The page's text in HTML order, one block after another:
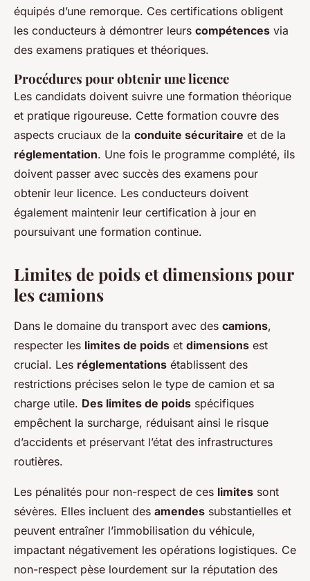
équipés d’une remorque. Ces certifications obligent
les conducteurs à démontrer leurs compétences via
des examens pratiques et théoriques.
Procédures pour obtenir une licence
Les candidats doivent suivre une formation théorique
et pratique rigoureuse. Cette formation couvre des
aspects cruciaux de la conduite sécuritaire et de la
réglementation. Une fois le programme complété, ils
doivent passer avec succès des examens pour
obtenir leur licence. Les conducteurs doivent
également maintenir leur certification à jour en
poursuivant une formation continue.
Limites de poids et dimensions pour
les camions
Dans le domaine du transport avec des camions,
respecter les limites de poids et dimensions est
crucial. Les réglementations établissent des
restrictions précises selon le type de camion et sa
charge utile. Des limites de poids spécifiques
empêchent la surcharge, réduisant ainsi le risque
d’accidents et préservant l’état des infrastructures
routières.
Les pénalités pour non-respect de ces limites sont
sévères. Elles incluent des amendes substantielles et
peuvent entraîner l’immobilisation du véhicule,
impactant négativement les opérations logistiques. Ce
non-respect pèse lourdement sur la réputation des